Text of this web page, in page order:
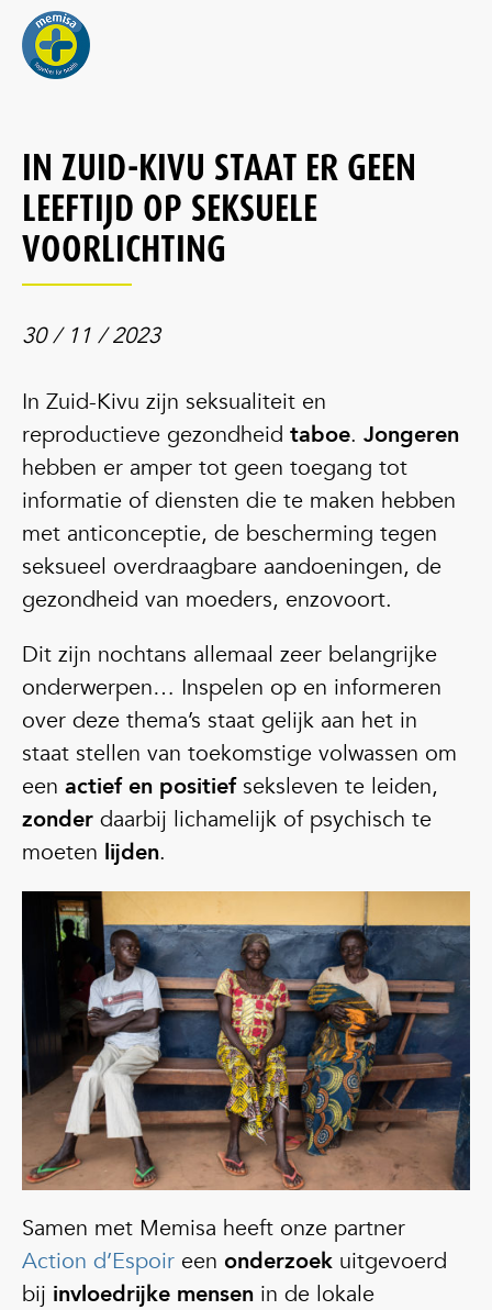
IN ZUID-KIVU STAAT ER GEEN
LEEFTIJD OP SEKSUELE
VOORLICHTING
30 / 11 / 2023
In Zuid-Kivu zijn seksualiteit en
reproductieve gezondheid taboe. Jongeren
hebben er amper tot geen toegang tot
informatie of diensten die te maken hebben
met anticonceptie, de bescherming tegen
seksueel overdraagbare aandoeningen, de
gezondheid van moeders, enzovoort.
Dit zijn nochtans allemaal zeer belangrijke
onderwerpen… Inspelen op en informeren
over deze thema’s staat gelijk aan het in
staat stellen van toekomstige volwassen om
een actief en positiefseksleven te leiden,
zonder daarbij lichamelijk of psychisch te
moeten lijden.
Samen met Memisa heeft onze partner
Action d’Espoir een onderzoek uitgevoerd
bij invloedrijke mensen in de lokale